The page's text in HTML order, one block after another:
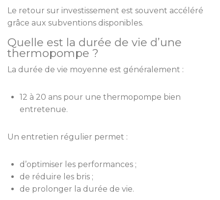
Le retour sur investissement est souvent accéléré
grâce aux subventions disponibles.
Quelle est la durée de vie d’une
thermopompe ?
La durée de vie moyenne est généralement :
12 à 20 ans pour une thermopompe bien
entretenue.
Un entretien régulier permet :
d’optimiser les performances ;
de réduire les bris ;
de prolonger la durée de vie.